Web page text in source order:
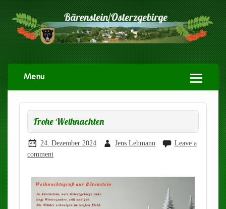
Menu
Frohe Weihnachten
24. Dezember 2024 Jens Lehmann
Leave a
comment